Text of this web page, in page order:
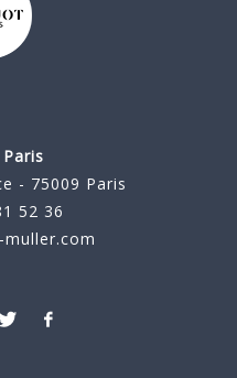
- 75009 Paris
52 36